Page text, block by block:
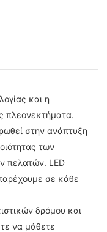
και η
πλεονεκτήματα.
στην ανάπτυξη
των
πελατών. LED
σε κάθε
δρόμου και
να μάθετε